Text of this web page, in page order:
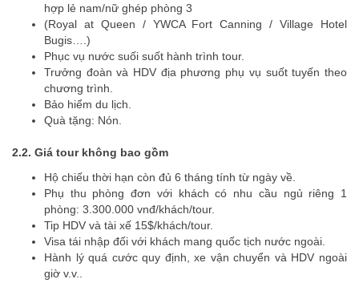
hợp lẻ nam/nữ ghép phòng 3
(Royal at Queen / YWCA Fort Canning / Village Hotel
Bugis….)
Phục vụ nước suối suốt hành trình tour.
Trưởng đoàn và HDV địa phương phụ vụ suốt tuyến theo
chương trình.
Bảo hiểm du lịch.
Quà tặng: Nón.
2.2. Giá tour không bao gồm
Hộ chiếu thời hạn còn đủ 6 tháng tính từ ngày về.
Phụ thu phòng đơn với khách có nhu cầu ngủ riêng 1
phòng: 3.300.000 vnđ/khách/tour.
Tip HDV và tài xế 15$/khách/tour.
Visa tái nhập đối với khách mang quốc tịch nước ngoài.
Hành lý quá cước quy định, xe vận chuyển và HDV ngoài
giờ v.v..